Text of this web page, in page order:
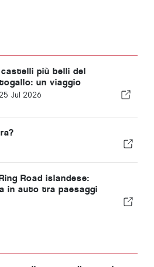
castelli più belli del
un viaggio
la storia del Paese
25 Jul 2026
Road islandese:
in auto tra paesaggi